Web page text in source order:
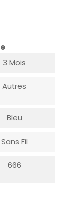
3 Mois
Autres
Bleu
Sans Fil
666